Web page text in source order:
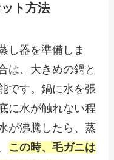
ト方法
し器を準備しま
は、大きめの鍋と
です。鍋に水を張
に水が触れない程
が沸騰したら、蒸
この時、毛ガニは